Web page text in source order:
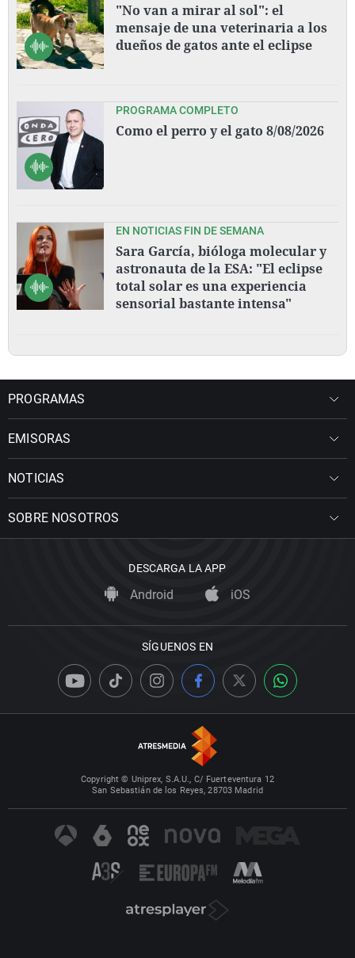
"No van a mirar al sol": el
mensaje de una veterinaria a los
dueños de gatos ante el eclipse
PROGRAMA COMPLETO
Como el perro y el gato 8/08/2026
EN NOTICIAS FIN DE SEMANA
Sara García, bióloga molecular y
astronauta de la ESA: "El eclipse
total solar es una experiencia
sensorial bastante intensa"
PROGRAMAS
EMISORAS
NOTICIAS
SOBRE NOSOTROS
DESCARGA LA APP
Android iOS
SÍGUENOS EN
Copyright © Uniprex, S.A.U., C/ Fuerteventura 12
San Sebastián de los Reyes, 28703 Madrid